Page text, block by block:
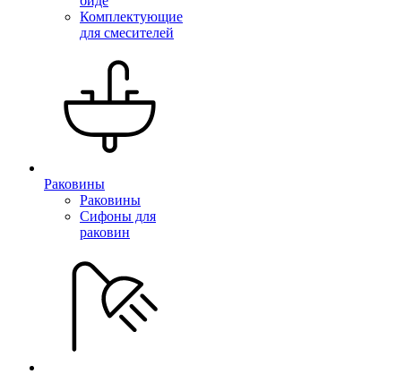
Комплектующие
для смесителей
Раковины
Раковины
Сифоны для
раковин